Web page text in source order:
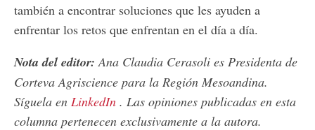
también a encontrar soluciones que les ayuden a
enfrentar los retos que enfrentan en el día a día.
Nota del editor:Ana Claudia Cerasoli es Presidenta de
Corteva Agriscience para la Región Mesoandina.
Síguela en LinkedIn . Las opiniones publicadas en esta
columna pertenecen exclusivamente a la autora.